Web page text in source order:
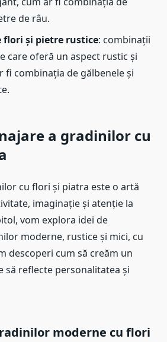
de râu.
flori și pietre rustice: combinații
care oferă un aspect rustic și
fi combinația de gălbenele și
a gradinilor cu
cu flori și piatra este o artă
imaginație și atenție la
vom explora idei de
moderne, rustice și mici, cu
descoperi cum să creăm un
să reflecte personalitatea și
moderne cu flori